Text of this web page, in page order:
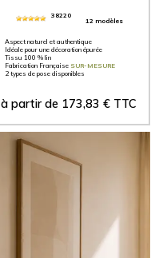
38220
12 modèles
Aspect naturel et authentique
Idéale pour une décoration épurée
Tissu 100 % lin
Fabrication Française SUR-MESURE
2 types de pose disponibles
à partir de 173,83€ TTC